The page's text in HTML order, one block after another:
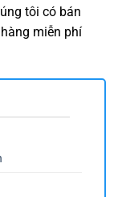
tôi có bán
miễn phí